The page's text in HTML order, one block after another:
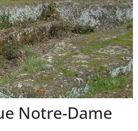
Notre-Dame